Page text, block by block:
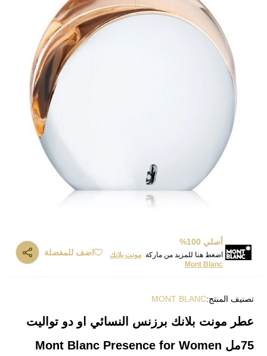
أصلي 100%
اضغط هنا للمزيد من ماركة مونت بلانك
Mont Blanc
اضف للمفضلة
تصنيف المنتج:MONT BLANC
عطر مونت بلانك برزنس النسائي او دو تواليت
75مل Mont Blanc Presence for Women